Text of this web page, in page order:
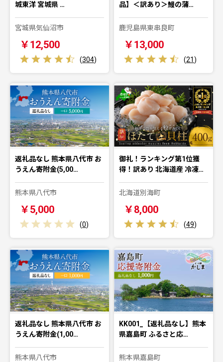
城東洋 宮城県 …
宮城県気仙沼市
￥12,500
(304)
品】＜訳あり＞鰻の蒲…
鹿児島県東串良町
￥13,000
(21)
返礼品なし 熊本県八代市 お
うえん寄附金(5,00…
熊本県八代市
￥5,000
(0)
御礼！ランキング第1位獲
得！訳あり 北海道産 冷凍…
北海道別海町
￥8,000
(49)
返礼品なし 熊本県八代市 お
うえん寄附金(1,00…
熊本県八代市
KK001_【返礼品なし】熊本
県嘉島町 ふるさと応…
熊本県嘉島町